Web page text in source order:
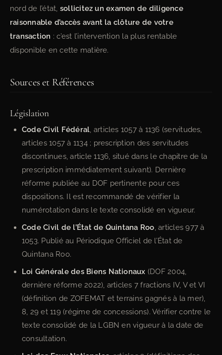
nord de l’état, sollicitez un examen de diligence
raisonnable d’accès avant la clôture de votre
transaction : c’est l’intervention la plus rentable
disponible en cette matière.
Sources et Références
Législation
Code Civil Fédéral , articles 1057 à 1136 (servitudes,
articles 1057 à 1134 ; prescription des servitudes
discontinues, article 1136, situé dans le chapitre de la
prescription immédiatement suivant). Dernière
réforme publiée au DOF pertinente pour ces
dispositions. Il est recommandé de vérifier la
numérotation dans le texte consolidé en vigueur.
Code Civil de l’État de Quintana Roo , articles 977 à
1053. Publié au Périodique Officiel de l’État de
Quintana Roo.
Loi Générale des Biens Nationaux (DOF 2004,
dernière réforme 2022), articles 7 fractions IV, V et VI
(définition de ZOFEMAT et terrains gagnés à la mer),
8, 29 et 119 (régime de concessions). Vérifier contre le
texte consolidé de la LGBN en vigueur à la date de
consultation.